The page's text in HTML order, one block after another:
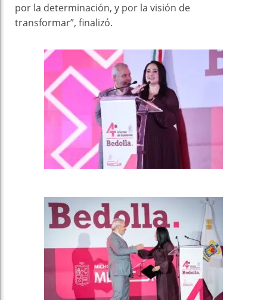
por la determinación, y por la visión de
transformar”, finalizó.